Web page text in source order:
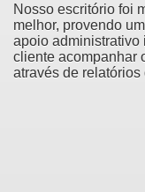
Nosso escritório foi
melhor, provendo
apoio administrativo
cliente acompanhar
através de